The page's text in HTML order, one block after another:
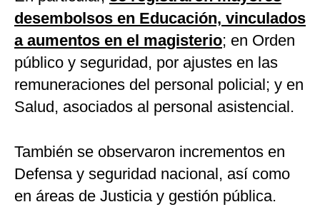
desembolsos en Educación, vinculados
a aumentos en el magisterio; en Orden
público y seguridad, por ajustes en las
remuneraciones del personal policial; y en
Salud, asociados al personal asistencial.
También se observaron incrementos en
Defensa y seguridad nacional, así como
en áreas de Justicia y gestión pública.